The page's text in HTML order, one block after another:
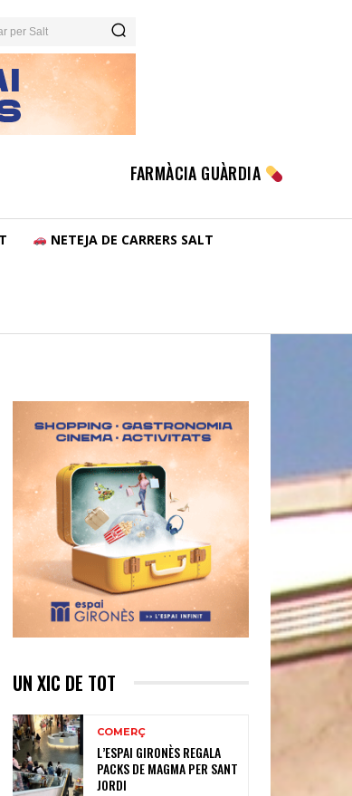
per Salt
FARMÀCIA GUÀRDIA
NETEJA DE CARRERS SALT
UN XIC DE TOT
COMERÇ
L’ESPAI GIRONÈS REGALA
PACKS DE MAGMA PER SANT
JORDI